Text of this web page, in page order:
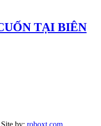
TẠI BIÊN
by: roboxt.com